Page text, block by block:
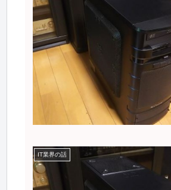
IT業界の話